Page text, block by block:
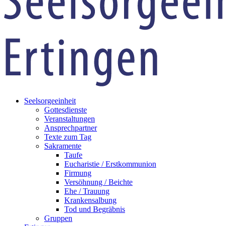
Seelsorgeeinheit
Gottesdienste
Veranstaltungen
Ansprechpartner
Texte zum Tag
Sakramente
Taufe
Eucharistie / Erstkommunion
Firmung
Versöhnung / Beichte
Ehe / Trauung
Krankensalbung
Tod und Begräbnis
Gruppen